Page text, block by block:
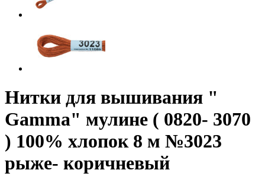
Нитки для вышивания "
Gamma" мулине ( 0820- 3070
) 100% хлопок 8 м №3023
рыже- коричневый